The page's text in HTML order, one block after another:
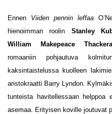
Ennen Viiden pennin leffaa
hienoimman roolin Stanley
William Makepeace
romaaniin pohjautuva
kaksintaistelussa kuolleen
aristokraatti Barry Lyndon.
tunteista havitellessaan helppoa
asemaa. Erityisen koville joutuvat